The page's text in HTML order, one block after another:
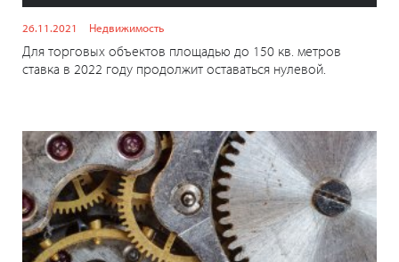
26.11.2021 Недвижимость
Для торговых объектов площадью до 150 кв. метров
ставка в 2022 году продолжит оставаться нулевой.